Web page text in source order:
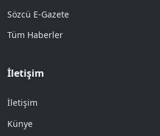
Sözcü E-Gazete
Tüm Haberler
İletişim
İletişim
Künye